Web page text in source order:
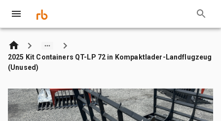
2025 Kit Containers QT-LP 72 in Kompaktlader-Landflugzeug
(Unused)